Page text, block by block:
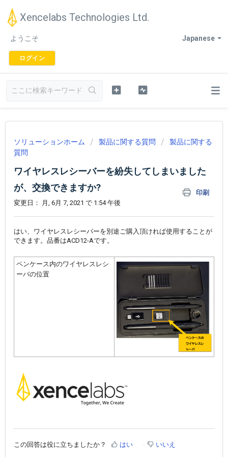
Xencelabs Technologies Ltd.
Japanese
ようこそ
ログイン
ソリューションホーム 製品に関する質問
製品に関する
質問
ワイヤレスレシーバーを紛失してしまいました
が、交換できますか?
印刷
変更日： 月, 6月 7, 2021 で 1:54 午後
はい、ワイヤレスレシーバーを別途ご購入頂ければ使用することが
できます。品番はACD12-Aです。
ペンケース内のワイヤレスレシ
ーバの位置
この回答は役に立ちましたか？ はい いいえ